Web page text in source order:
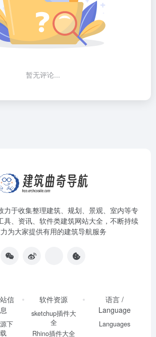
暂无评论...
力于收集整理建筑、规划、景观、室内等专
具、资讯、软件类建筑网站大全，不断持续
为大家提供有用的建筑导航服务
信
息
下
载
软件资源
sketchup插件大
全
Rhino插件大全
语言 /
Language
Languages